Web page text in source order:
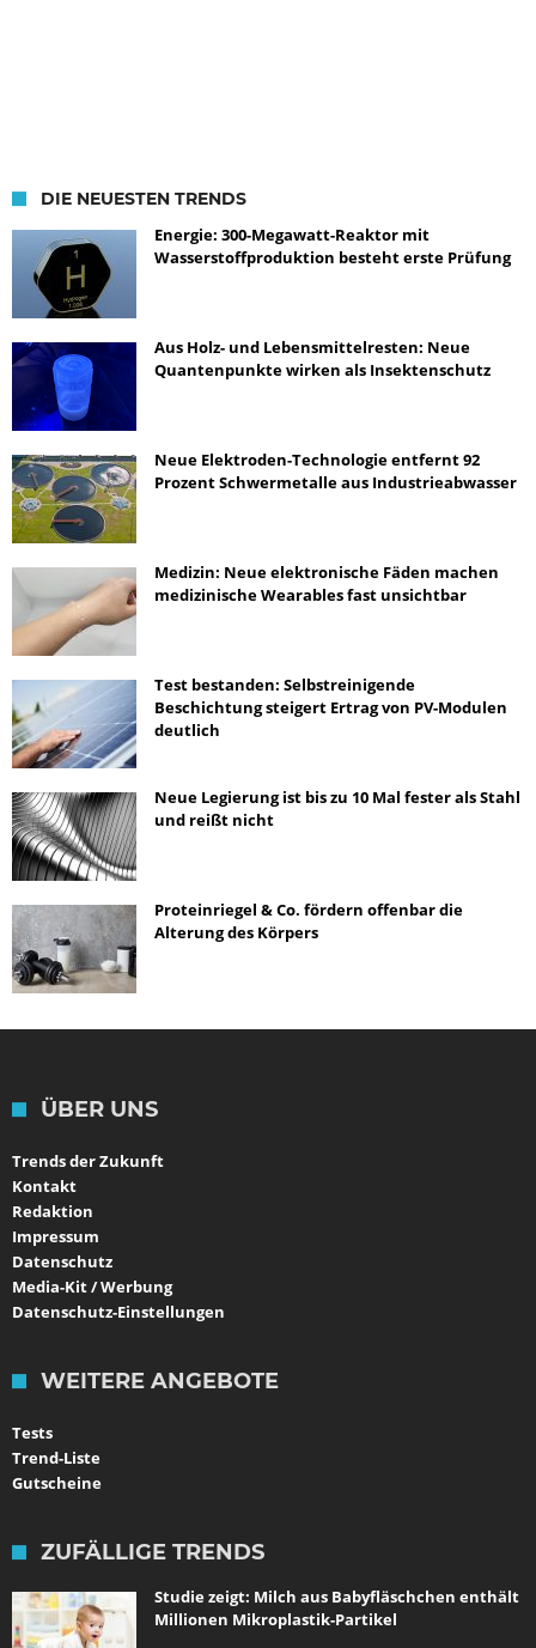
DIE NEUESTEN TRENDS
Energie: 300-Megawatt-Reaktor mit
Wasserstoffproduktion besteht erste Prüfung
Aus Holz- und Lebensmittelresten: Neue
Quantenpunkte wirken als Insektenschutz
Neue Elektroden-Technologie entfernt 92
Prozent Schwermetalle aus Industrieabwasser
Medizin: Neue elektronische Fäden machen
medizinische Wearables fast unsichtbar
Test bestanden: Selbstreinigende
Beschichtung steigert Ertrag von PV-Modulen
deutlich
Neue Legierung ist bis zu 10 Mal fester als Stahl
und reißt nicht
Proteinriegel & Co. fördern offenbar die
Alterung des Körpers
ÜBER UNS
Trends der Zukunft
Kontakt
Redaktion
Impressum
Datenschutz
Media-Kit / Werbung
Datenschutz-Einstellungen
WEITERE ANGEBOTE
Tests
Trend-Liste
Gutscheine
ZUFÄLLIGE TRENDS
Studie zeigt: Milch aus Babyfläschchen enthält
Millionen Mikroplastik-Partikel